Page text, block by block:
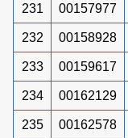
231 00157977
232 00158928
233 00159617
234 00162129
235 00162578